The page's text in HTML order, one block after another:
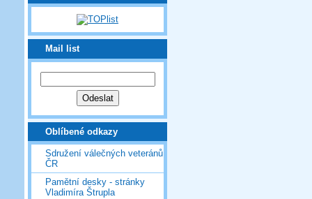
Mail list
Oblíbené odkazy
Sdružení válečných veteránů
ČR
Pamětní desky - stránky
Vladimíra Štrupla